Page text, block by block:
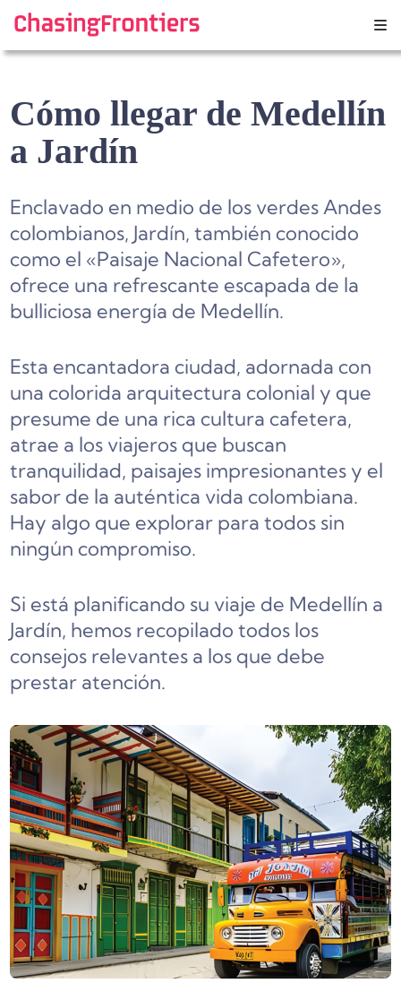
content
Cómo llegar de Medellín
a Jardín
Enclavado en medio de los verdes Andes
colombianos, Jardín, también conocido
como el «Paisaje Nacional Cafetero»,
ofrece una refrescante escapada de la
bulliciosa energía de Medellín.
Esta encantadora ciudad, adornada con
una colorida arquitectura colonial y que
presume de una rica cultura cafetera,
atrae a los viajeros que buscan
tranquilidad, paisajes impresionantes y el
sabor de la auténtica vida colombiana.
Hay algo que explorar para todos sin
ningún compromiso.
Si está planificando su viaje de Medellín a
Jardín, hemos recopilado todos los
consejos relevantes a los que debe
prestar atención.